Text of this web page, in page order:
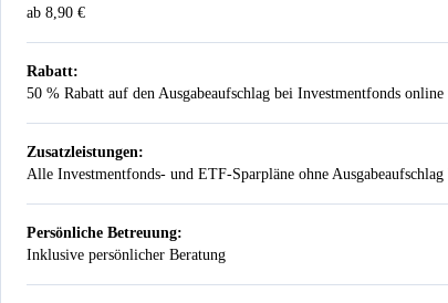
ab 8,90 €
Rabatt:
50 % Rabatt auf den Ausgabeaufschlag bei Investmentfonds
Zusatzleistungen:
Alle Investmentfonds- und ETF-Sparpläne ohne Ausgabeaufschlag
Persönliche Betreuung:
Inklusive persönlicher Beratung